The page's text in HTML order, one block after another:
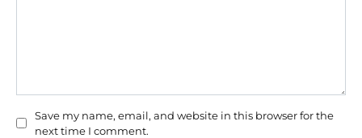
Save my name, email, and website in this browser for the
next time I comment.